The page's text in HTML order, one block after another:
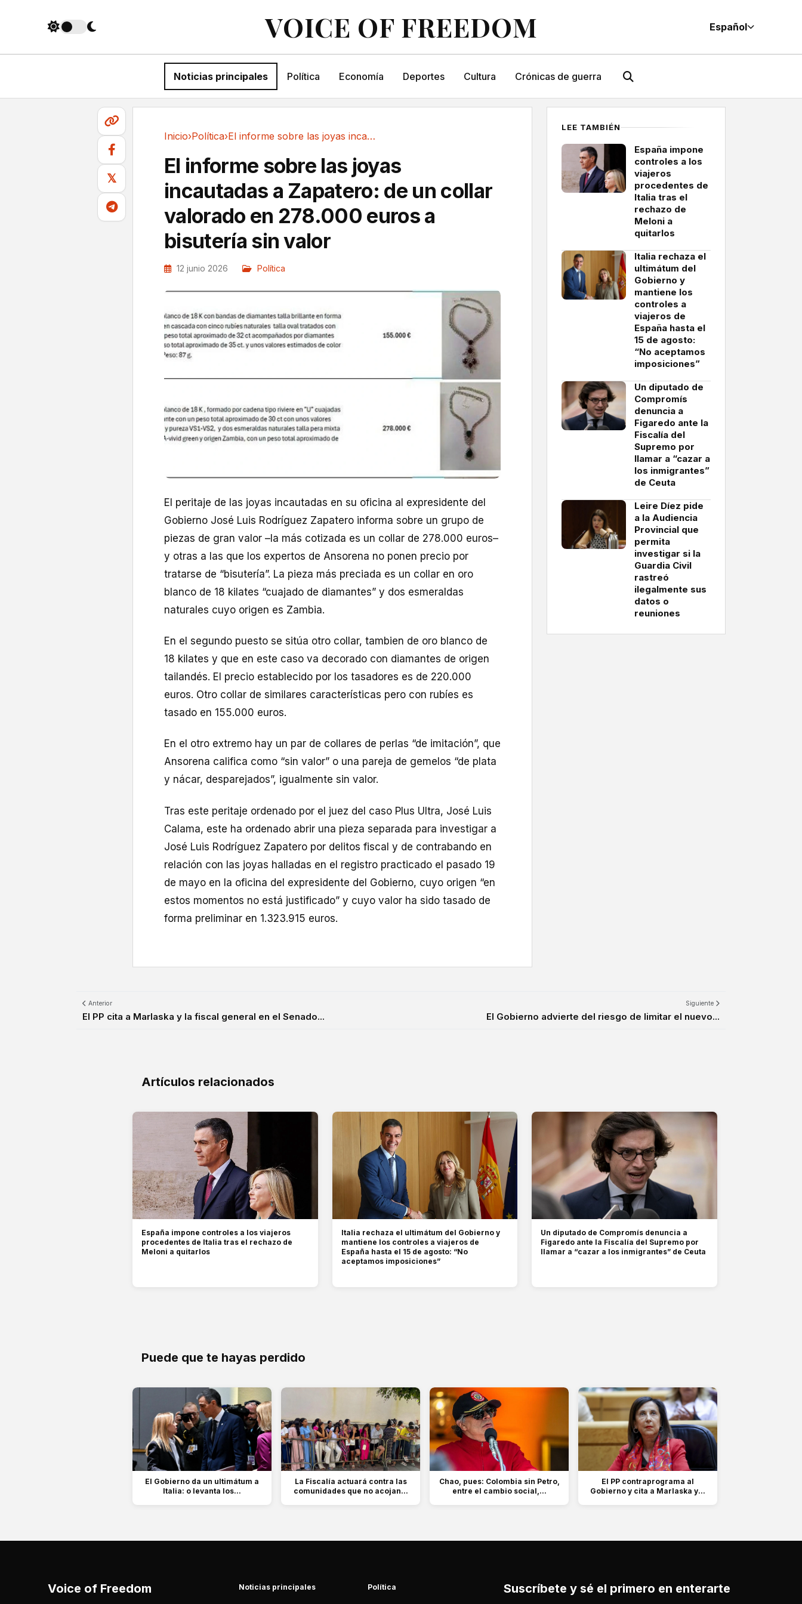
VOICE OF FREEDOM Español
Noticias principales Política Economía Deportes Cultura Crónicas de guerra
𝕏
Inicio›Política› El informe sobre las joyas incautadas a...
El informe sobre las joyas
incautadas a Zapatero: de un collar
valorado en 278.000 euros a
bisutería sin valor
12 junio 2026 Política
El peritaje de las joyas incautadas en su oficina al expresidente del
Gobierno José Luis Rodríguez Zapatero informa sobre un grupo de
piezas de gran valor –la más cotizada es un collar de 278.000 euros–
y otras a las que los expertos de Ansorena no ponen precio por
tratarse de “bisutería”. La pieza más preciada es un collar en oro
blanco de 18 kilates “cuajado de diamantes” y dos esmeraldas
naturales cuyo origen es Zambia.
En el segundo puesto se sitúa otro collar, tambien de oro blanco de
18 kilates y que en este caso va decorado con diamantes de origen
tailandés. El precio establecido por los tasadores es de 220.000
euros. Otro collar de similares características pero con rubíes es
tasado en 155.000 euros.
En el otro extremo hay un par de collares de perlas “de imitación”, que
Ansorena califica como “sin valor” o una pareja de gemelos “de plata
y nácar, desparejados”, igualmente sin valor.
Tras este peritaje ordenado por el juez del caso Plus Ultra, José Luis
Calama, este ha ordenado abrir una pieza separada para investigar a
José Luis Rodríguez Zapatero por delitos fiscal y de contrabando en
relación con las joyas halladas en el registro practicado el pasado 19
de mayo en la oficina del expresidente del Gobierno, cuyo origen “en
estos momentos no está justificado” y cuyo valor ha sido tasado de
forma preliminar en 1.323.915 euros.
LEE TAMBIÉN
España impone
controles a los
viajeros
procedentes de
Italia tras el
rechazo de
Meloni a
quitarlos
Italia rechaza el
ultimátum del
Gobierno y
mantiene los
controles a
viajeros de
España hasta el
15 de agosto:
“No aceptamos
imposiciones”
Un diputado de
Compromís
denuncia a
Figaredo ante la
Fiscalía del
Supremo por
llamar a “cazar a
los inmigrantes”
de Ceuta
Leire Díez pide
a la Audiencia
Provincial que
permita
investigar si la
Guardia Civil
rastreó
ilegalmente sus
datos o
reuniones
Anterior
El PP cita a Marlaska y la fiscal general en el Senado...
Siguiente
El Gobierno advierte del riesgo de limitar el nuevo...
Artículos relacionados
España impone controles a los viajeros
procedentes de Italia tras el rechazo de
Meloni a quitarlos
Italia rechaza el ultimátum del Gobierno y
mantiene los controles a viajeros de
España hasta el 15 de agosto: “No
aceptamos imposiciones”
Un diputado de Compromís denuncia a
Figaredo ante la Fiscalía del Supremo por
llamar a “cazar a los inmigrantes” de Ceuta
Puede que te hayas perdido
El Gobierno da un ultimátum a
Italia: o levanta los...
La Fiscalía actuará contra las
comunidades que no acojan...
Chao, pues: Colombia sin Petro,
entre el cambio social,...
El PP contraprograma al
Gobierno y cita a Marlaska y...
Voice of Freedom Noticias principales Política Suscríbete y sé el primero en enterarte